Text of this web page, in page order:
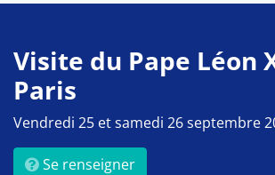
Visite du Pape Léon
Paris
Vendredi 25 et samedi 26 septembre
Se renseigner